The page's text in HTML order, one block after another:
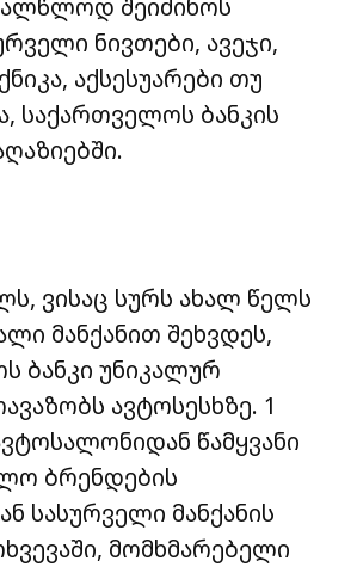
შეიძინოს
ნივთები, ავეჯი,
აქსესუარები თუ
საქართველოს ბანკის
ვისაც სურს ახალ წელს
მანქანით შეხვდეს,
ბანკი უნიკალურ
ავტოსესხზე. 1
წამყვანი
ბრენდების
სასურველი მანქანის
მომხმარებელი